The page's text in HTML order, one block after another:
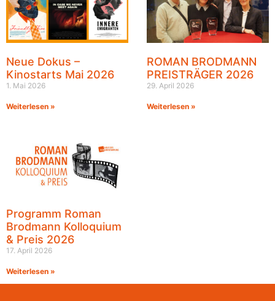
Neue Dokus –
Kinostarts Mai 2026
1. Mai 2026
Weiterlesen »
ROMAN BRODMANN
PREISTRÄGER 2026
29. April 2026
Weiterlesen »
Programm Roman
Brodmann Kolloquium
& Preis 2026
17. April 2026
Weiterlesen »